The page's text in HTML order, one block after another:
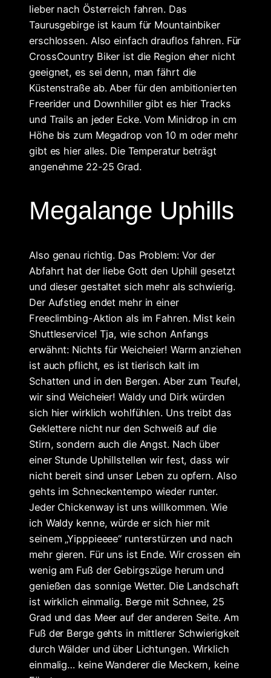
lieber nach Österreich fahren. Das
Taurusgebirge ist kaum für Mountainbiker
erschlossen. Also einfach drauflos fahren. Für
CrossCountry Biker ist die Region eher nicht
geeignet, es sei denn, man fährt die
Küstenstraße ab. Aber für den ambitionierten
Freerider und Downhiller gibt es hier Tracks
und Trails an jeder Ecke. Vom Minidrop in cm
Höhe bis zum Megadrop von 10 m oder mehr
gibt es hier alles. Die Temperatur beträgt
angenehme 22-25 Grad.
Megalange Uphills
Also genau richtig. Das Problem: Vor der
Abfahrt hat der liebe Gott den Uphill gesetzt
und dieser gestaltet sich mehr als schwierig.
Der Aufstieg endet mehr in einer
Freeclimbing-Aktion als im Fahren. Mist kein
Shuttleservice! Tja, wie schon Anfangs
erwähnt: Nichts für Weicheier! Warm anziehen
ist auch pflicht, es ist tierisch kalt im
Schatten und in den Bergen. Aber zum Teufel,
wir sind Weicheier! Waldy und Dirk würden
sich hier wirklich wohlfühlen. Uns treibt das
Geklettere nicht nur den Schweiß auf die
Stirn, sondern auch die Angst. Nach über
einer Stunde Uphillstellen wir fest, dass wir
nicht bereit sind unser Leben zu opfern. Also
gehts im Schneckentempo wieder runter.
Jeder Chickenway ist uns willkommen. Wie
ich Waldy kenne, würde er sich hier mit
seinem „Yipppieeee“ runterstürzen und nach
mehr gieren. Für uns ist Ende. Wir crossen ein
wenig am Fuß der Gebirgszüge herum und
genießen das sonnige Wetter. Die Landschaft
ist wirklich einmalig. Berge mit Schnee, 25
Grad und das Meer auf der anderen Seite. Am
Fuß der Berge gehts in mittlerer Schwierigkeit
durch Wälder und über Lichtungen. Wirklich
einmalig… keine Wanderer die Meckern, keine